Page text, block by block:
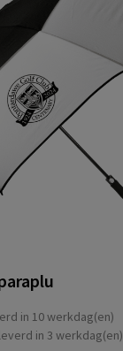
in 10 werkdag(en)
in 3 werkdag(en)